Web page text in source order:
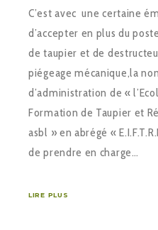
C’est avec une certaine
d’accepter en plus du
de taupier et de
piégeage mécanique,la
d’administration de «
Formation de Taupier et
asbl » en abrégé «
de prendre en charge…
LIRE PLUS